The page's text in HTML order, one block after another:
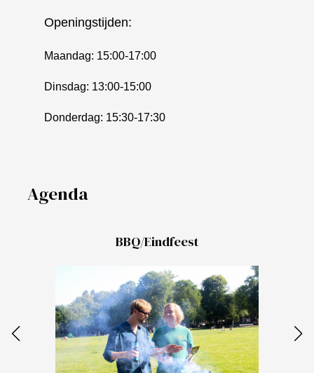
Openingstijden:
Maandag: 15:00-17:00
Dinsdag: 13:00-15:00
Donderdag: 15:30-17:30
Agenda
BBQ/Eindfeest